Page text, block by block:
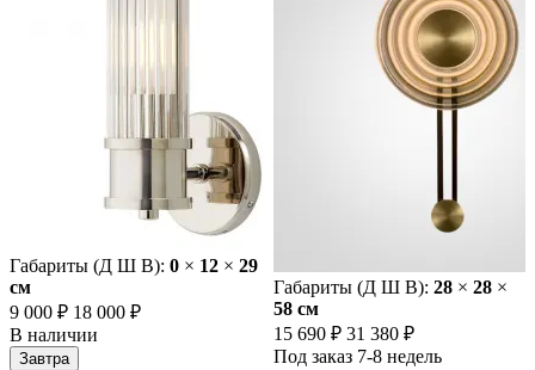
Габариты (Д Ш В): 0 × 12 × 29
cм
9 000 ₽ 18 000 ₽
В наличии
Завтра
Габариты (Д Ш В): 28 × 28 ×
58 cм
15 690 ₽ 31 380 ₽
Под заказ 7-8 недель